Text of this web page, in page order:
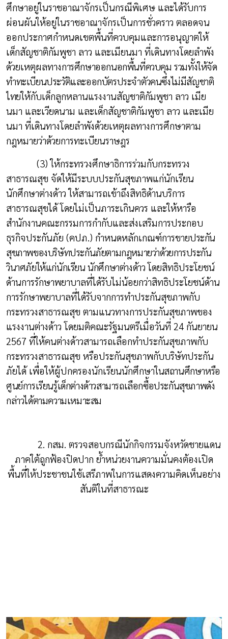
ศึกษาอยู่ในราชอาณาจักรเป็นกรณีพิเศษ และได้รับการ
ผ่อนผันให้อยู่ในราชอาณาจักรเป็นการชั่วคราว ตลอดจน
ออกประกาศกำหนดเขตพื้นที่ควบคุมและการอนุญาตให้
เด็กสัญชาติกัมพูชา ลาว และเมียนมา ที่เดินทางโดยลำพัง
ด้วยเหตุผลทางการศึกษาออกนอกพื้นที่ควบคุม รวมทั้งให้จัด
ทำทะเบียนประวัติและออกบัตรประจำตัวคนซึ่งไม่มีสัญชาติ
ไทยให้กับเด็กลูกหลานแรงงานสัญชาติกัมพูชา ลาว เมีย
นมา และเวียดนาม และเด็กสัญชาติกัมพูชา ลาว และเมีย
นมา ที่เดินทางโดยลำพังด้วยเหตุผลทางการศึกษาตาม
กฎหมายว่าด้วยการทะเบียนราษฎร
(3) ให้กระทรวงศึกษาธิการร่วมกับกระทรวง
สาธารณสุข จัดให้มีระบบประกันสุขภาพแก่นักเรียน
นักศึกษาต่างด้าว ให้สามารถเข้าถึงสิทธิด้านบริการ
สาธารณสุขได้ โดยไม่เป็นภาระเกินควร และให้หารือ
สำนักงานคณะกรรมการกำกับและส่งเสริมการประกอบ
ธุรกิจประกันภัย (คปภ.) กำหนดหลักเกณฑ์การขายประกัน
สุขภาพของบริษัทประกันภัยตามกฎหมายว่าด้วยการประกัน
วินาศภัยให้แก่นักเรียน นักศึกษาต่างด้าวโดยสิทธิประโยชน์
ด้านการรักษาพยาบาลที่ได้รับไม่น้อยกว่าสิทธิประโยชน์ด้าน
การรักษาพยาบาลที่ได้รับจากการทำประกันสุขภาพกับ
กระทรวงสาธารณสุข ตามแนวทางการประกันสุขภาพของ
แรงงานต่างด้าว โดยมติคณะรัฐมนตรีเมื่อวันที่ 24 กันยายน
2567 ที่ให้คนต่างด้าวสามารถเลือกทำประกันสุขภาพกับ
กระทรวงสาธารณสุข หรือประกันสุขภาพกับบริษัทประกัน
ภัยได้ เพื่อให้ผู้ปกครองนักเรียนนักศึกษาในสถานศึกษาหรือ
ศูนย์การเรียนรู้เด็กต่างด้าวสามารถเลือกซื้อประกันสุขภาพดัง
กล่าวได้ตามความเหมาะสม
2. กสม. ตรวจสอบกรณีนักกิจกรรมจังหวัดชายแดน
ภาคใต้ถูกฟ้องปิดปาก ย้ำหน่วยงานความมั่นคงต้องเปิด
พื้นที่ให้ประชาชนใช้เสรีภาพในการแสดงความคิดเห็นอย่าง
สันติในที่สาธารณะ